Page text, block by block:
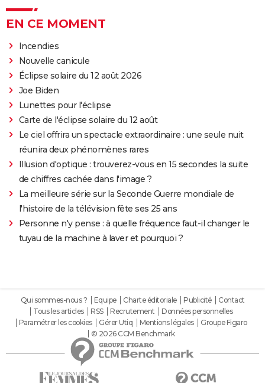
EN CE MOMENT
Incendies
Nouvelle canicule
Éclipse solaire du 12 août 2026
Joe Biden
Lunettes pour l'éclipse
Carte de l'éclipse solaire du 12 août
Le ciel offrira un spectacle extraordinaire : une seule nuit
réunira deux phénomènes rares
Illusion d'optique : trouverez-vous en 15 secondes la suite
de chiffres cachée dans l'image ?
La meilleure série sur la Seconde Guerre mondiale de
l'histoire de la télévision fête ses 25 ans
Personne n'y pense : à quelle fréquence faut-il changer le
tuyau de la machine à laver et pourquoi ?
Qui sommes-nous ? Equipe Charte éditoriale Publicité
Contact
Tous les articles
RSS Recrutement
Données personnelles
Paramétrer les cookies
Gérer Utiq Mentions légales
Groupe Figaro
© 2026 CCM Benchmark